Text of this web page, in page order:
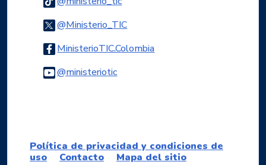
@Ministerio_TICLogo Twitter
MinisterioTIC.ColombiaLogo Facebook
@ministerioticLogo Youtube
Política de privacidad y condiciones de
uso
Contacto Mapa del sitio